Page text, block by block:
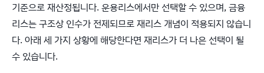
기준으로 재산정됩니다. 운용리스에서만 선택할 수 있으며, 금융
리스는 구조상 인수가 전제되므로 재리스 개념이 적용되지 않습니
다. 아래 세 가지 상황에 해당한다면 재리스가 더 나은 선택이 될
수 있습니다.